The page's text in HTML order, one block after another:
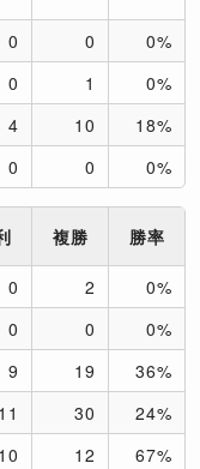
0 0
0%
0 1
0%
4 10
18%
0 0 0%
複勝 勝率
0 2
0%
0 0
0%
9 19
36%
11 30
24%
10 12 67%